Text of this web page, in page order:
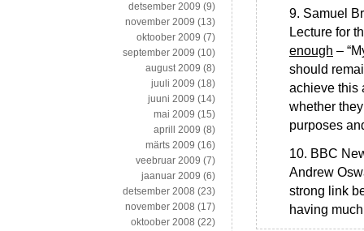
9. Samuel
Lecture for
enough –
should
achieve this
whether
purposes
10. BBC
Andrew
strong link
having
detsember 2009 (9)
november 2009 (13)
oktoober 2009 (7)
september 2009 (10)
august 2009 (8)
juuli 2009 (18)
juuni 2009 (14)
mai 2009 (15)
aprill 2009 (8)
märts 2009 (16)
veebruar 2009 (7)
jaanuar 2009 (6)
detsember 2008 (23)
november 2008 (17)
oktoober 2008 (22)